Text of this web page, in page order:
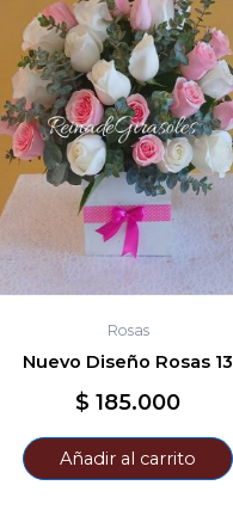
Rosas
Nuevo Diseño Rosas 13
$ 185.000
Añadir al carrito